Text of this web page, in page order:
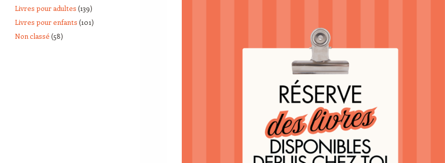
Livres pour adultes (139)
Livres pour enfants (101)
Non classé (58)